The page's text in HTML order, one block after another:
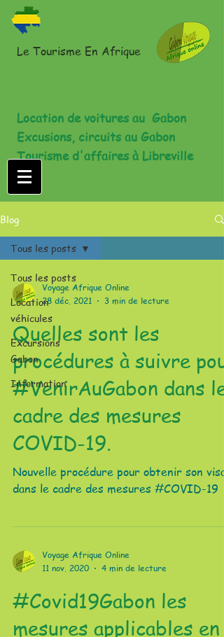
Le Tourisme En Afrique
Location de voitures au Gabon
Excusions, circuits au Gabon
Tourisme d'affaires à Libreville
Blog
Tous les posts
Location
véhicules
Excursions
Gabon
Information
Tous les posts
Voyage Afrique Online
28 déc. 2021
3 min de lecture
Quelles sont les
procédures à suivre pour
#VenirAuGabon dans le
cadre des mesures
COVID-19.
Nouvelle procédure pour obtenir son visa
dans le cadre des mesures #COVID-19
Voyage Afrique Online
11 nov. 2020
4 min de lecture
#Covid19Gabon les
mesures applicables en